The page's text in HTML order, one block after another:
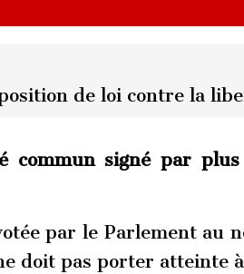
de loi contre la
commun signé par
par le Parlement au
doit pas porter atteinte